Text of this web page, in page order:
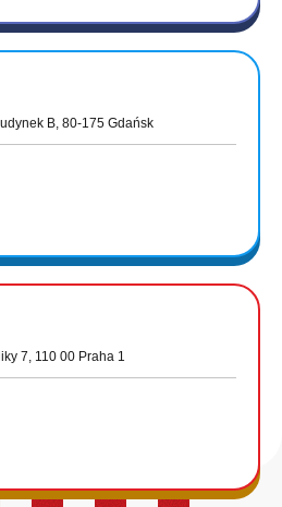
B, 80-175 Gdańsk
7, 110 00 Praha 1